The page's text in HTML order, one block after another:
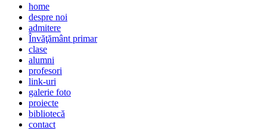
home
despre noi
admitere
Învăţământ primar
clase
alumni
profesori
link-uri
galerie foto
proiecte
bibliotecă
contact